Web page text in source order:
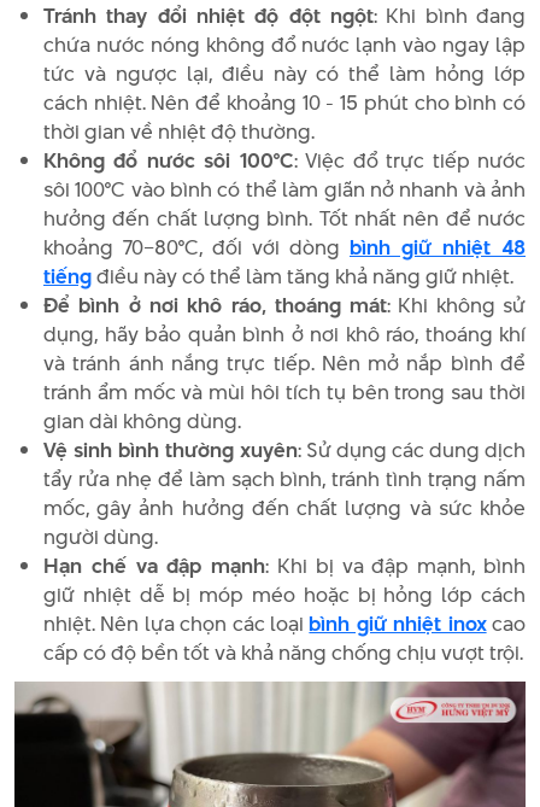
Tránh thay đổi nhiệt độ đột ngột: Khi bình đang
chứa nước nóng không đổ nước lạnh vào ngay lập
tức và ngược lại, điều này có thể làm hỏng lớp
cách nhiệt. Nên để khoảng 10 - 15 phút cho bình có
thời gian về nhiệt độ thường.
Không đổ nước sôi 100°C: Việc đổ trực tiếp nước
sôi 100°C vào bình có thể làm giãn nở nhanh và ảnh
hưởng đến chất lượng bình. Tốt nhất nên để nước
khoảng 70–80°C, đối với dòng bình giữ nhiệt 48
tiếngđiều này có thể làm tăng khả năng giữ nhiệt.
Để bình ở nơi khô ráo, thoáng mát: Khi không sử
dụng, hãy bảo quản bình ở nơi khô ráo, thoáng khí
và tránh ánh nắng trực tiếp. Nên mở nắp bình để
tránh ẩm mốc và mùi hôi tích tụ bên trong sau thời
gian dài không dùng.
Vệ sinh bình thường xuyên: Sử dụng các dung dịch
tẩy rửa nhẹ để làm sạch bình, tránh tình trạng nấm
mốc, gây ảnh hưởng đến chất lượng và sức khỏe
người dùng.
Hạn chế va đập mạnh: Khi bị va đập mạnh, bình
giữ nhiệt dễ bị móp méo hoặc bị hỏng lớp cách
nhiệt. Nên lựa chọn các loạibình giữ nhiệt inoxcao
cấp có độ bền tốt và khả năng chống chịu vượt trội.